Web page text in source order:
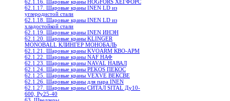
62.1.16. Шаровые краны HOGFORS ХЕГФОРС
62.1.17. Шаровые краны INEN LD из
углеродистой стали
62.1.18. Шаровые краны INEN LD из
хладостойкой стали
62.1.19. Шаровые краны INEN ИНЭН
62.1.20. Шаровые краны KLINGER
MONOBALL КЛИНГЕР МОНОБАЛЬ
62.1.21. Шаровые краны KVOARM КВО-АРМ
62.1.22. Шаровые краны NAF НАФ
62.1.23. Шаровые краны NAVAL НАВАЛ
62.1.24. Шаровые краны PEKOS ПЕКОС
62.1.25. Шаровые краны VEXVE ВЕКСВЕ
62.1.26. Шаровые краны для пара INEN
62.1.27. Шаровые краны СИТАЛ SITAL Ду10-
600, Ру25-40